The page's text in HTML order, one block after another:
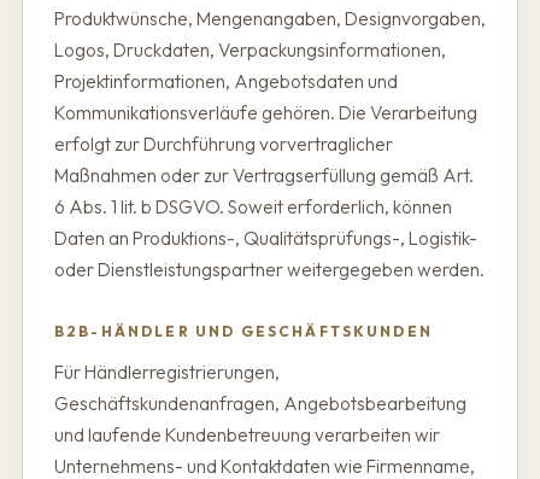
Produktwünsche, Mengenangaben, Designvorgaben,
Logos, Druckdaten, Verpackungsinformationen,
Projektinformationen, Angebotsdaten und
Kommunikationsverläufe gehören. Die Verarbeitung
erfolgt zur Durchführung vorvertraglicher
Maßnahmen oder zur Vertragserfüllung gemäß Art.
6 Abs. 1 lit. b DSGVO. Soweit erforderlich, können
Daten an Produktions-, Qualitätsprüfungs-, Logistik-
oder Dienstleistungspartner weitergegeben werden.
B2B-HÄNDLER UND GESCHÄFTSKUNDEN
Für Händlerregistrierungen,
Geschäftskundenanfragen, Angebotsbearbeitung
und laufende Kundenbetreuung verarbeiten wir
Unternehmens- und Kontaktdaten wie Firmenname,